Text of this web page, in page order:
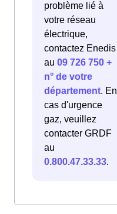
problème lié à
votre réseau
électrique,
contactez Enedis
au 09 726 750 +
n° de votre
département. En
cas d'urgence
gaz, veuillez
contacter GRDF
au
0.800.47.33.33.